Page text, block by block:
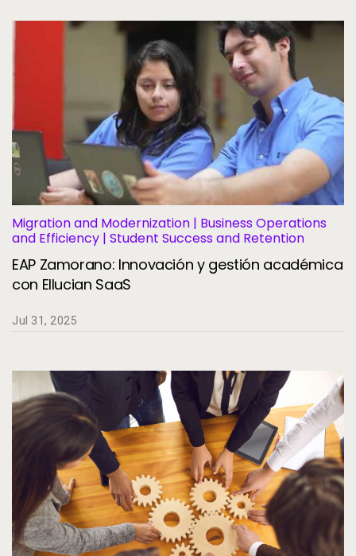
Migration and Modernization | Business Operations
and Efficiency | Student Success and Retention
EAP Zamorano: Innovación y gestión académica
con Ellucian SaaS
Jul 31, 2025